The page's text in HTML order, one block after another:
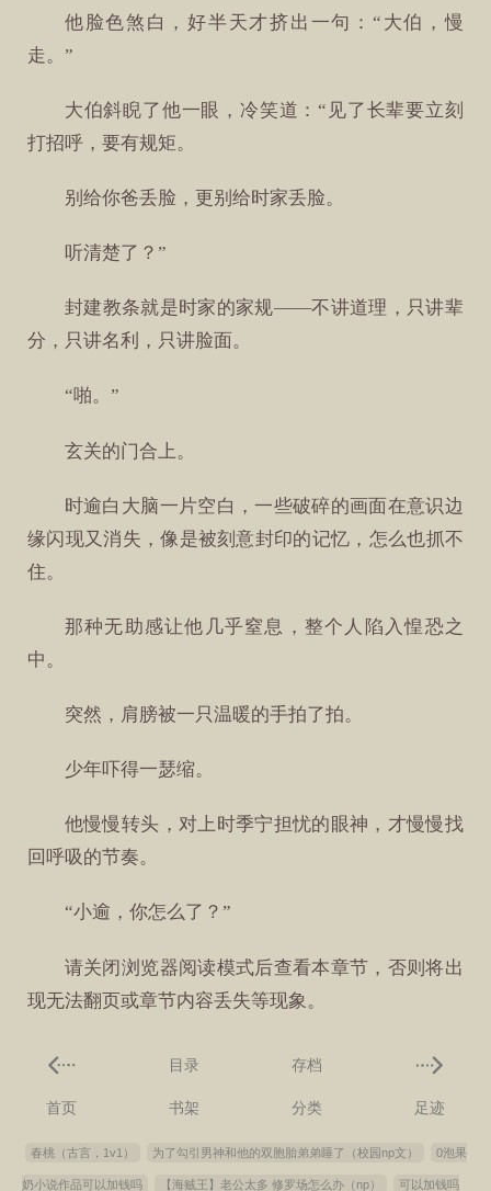
他脸色煞白，好半天才挤出一句：“大伯，慢
走。”
大伯斜睨了他一眼，冷笑道：“见了长辈要立刻
打招呼，要有规矩。
别给你爸丢脸，更别给时家丢脸。
听清楚了？”
封建教条就是时家的家规——不讲道理，只讲辈
分，只讲名利，只讲脸面。
“啪。”
玄关的门合上。
时逾白大脑一片空白，一些破碎的画面在意识边
缘闪现又消失，像是被刻意封印的记忆，怎么也抓不
住。
那种无助感让他几乎窒息，整个人陷入惶恐之
中。
突然，肩膀被一只温暖的手拍了拍。
少年吓得一瑟缩。
他慢慢转头，对上时季宁担忧的眼神，才慢慢找
回呼吸的节奏。
“小逾，你怎么了？”
请关闭浏览器阅读模式后查看本章节，否则将出
现无法翻页或章节内容丢失等现象。
目录 存档
首页 书架 分类 足迹
春桃（古言，1v1） 为了勾引男神和他的双胞胎弟弟睡了（校园np文） 0泡果
奶小说作品可以加钱吗 【海贼王】老公太多 修罗场怎么办（np） 可以加钱吗